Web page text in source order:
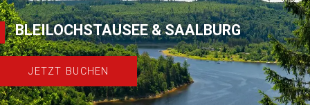
BLEILOCHSTAUSEE & SAALBURG
JETZT BUCHEN